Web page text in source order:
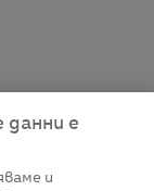
е
и